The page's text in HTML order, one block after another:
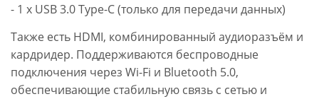
- 1 x USB 3.0 Type-C (только для передачи данных)
Также есть HDMI, комбинированный аудиоразъём и
кардридер. Поддерживаются беспроводные
подключения через Wi-Fi и Bluetooth 5.0,
обеспечивающие стабильную связь с сетью и